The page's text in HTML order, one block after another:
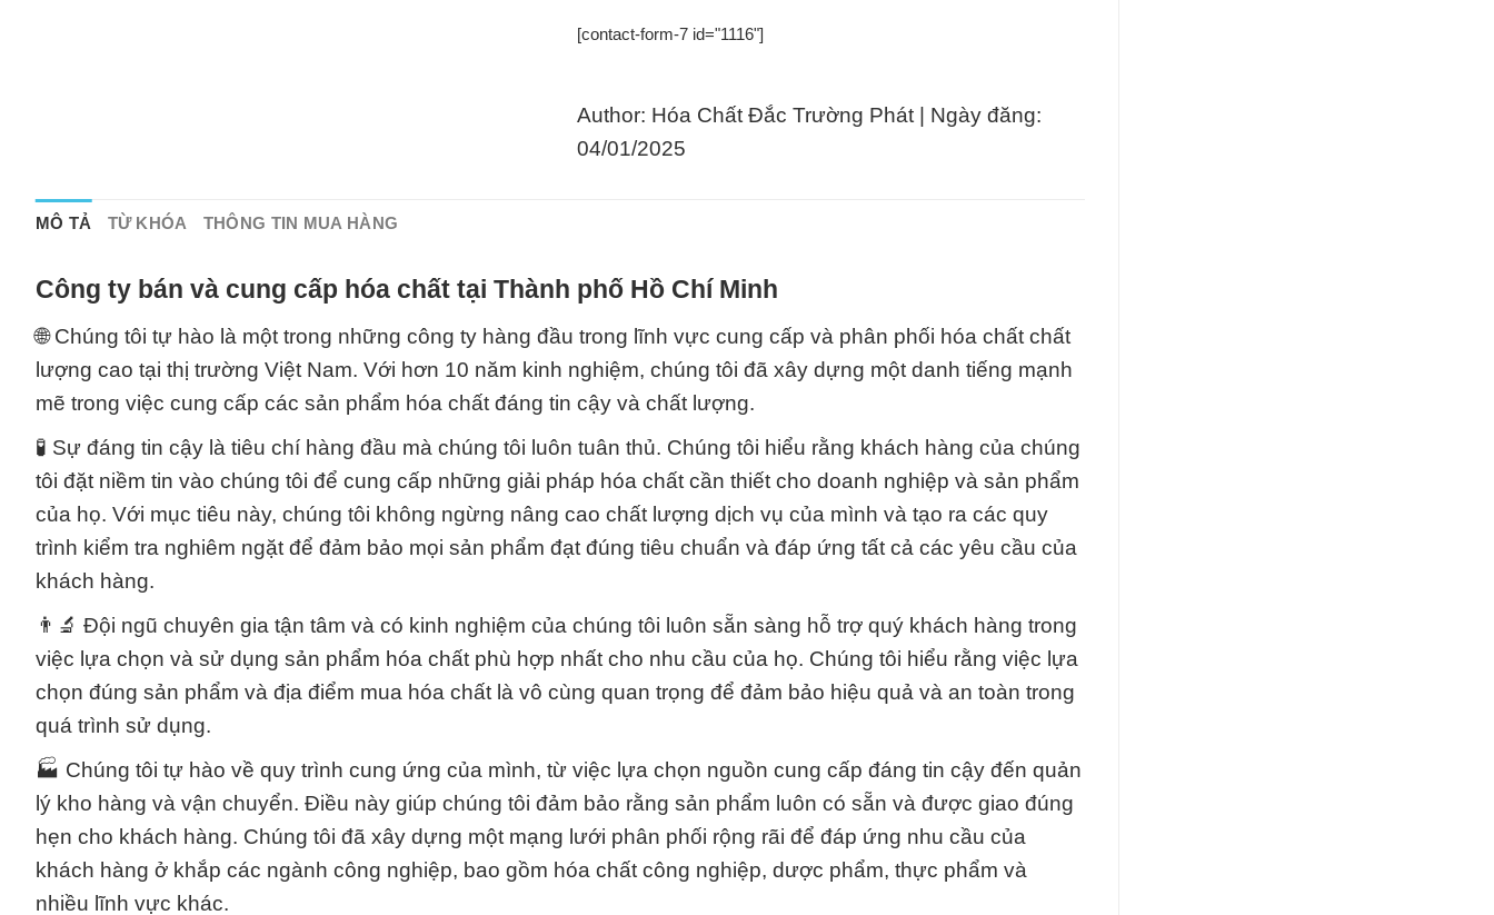
[contact-form-7 id="1116"]
Author: Hóa Chất Đắc Trường Phát | Ngày đăng:
04/01/2025
MÔ TẢ TỪ KHÓA THÔNG TIN MUA HÀNG
Công ty bán và cung cấp hóa chất tại Thành phố Hồ Chí Minh
🌐 Chúng tôi tự hào là một trong những công ty hàng đầu trong lĩnh vực cung cấp và phân phối hóa chất chất
lượng cao tại thị trường Việt Nam. Với hơn 10 năm kinh nghiệm, chúng tôi đã xây dựng một danh tiếng mạnh
mẽ trong việc cung cấp các sản phẩm hóa chất đáng tin cậy và chất lượng.
🧪 Sự đáng tin cậy là tiêu chí hàng đầu mà chúng tôi luôn tuân thủ. Chúng tôi hiểu rằng khách hàng của chúng
tôi đặt niềm tin vào chúng tôi để cung cấp những giải pháp hóa chất cần thiết cho doanh nghiệp và sản phẩm
của họ. Với mục tiêu này, chúng tôi không ngừng nâng cao chất lượng dịch vụ của mình và tạo ra các quy
trình kiểm tra nghiêm ngặt để đảm bảo mọi sản phẩm đạt đúng tiêu chuẩn và đáp ứng tất cả các yêu cầu của
khách hàng.
👨🔬 Đội ngũ chuyên gia tận tâm và có kinh nghiệm của chúng tôi luôn sẵn sàng hỗ trợ quý khách hàng trong
việc lựa chọn và sử dụng sản phẩm hóa chất phù hợp nhất cho nhu cầu của họ. Chúng tôi hiểu rằng việc lựa
chọn đúng sản phẩm và địa điểm mua hóa chất là vô cùng quan trọng để đảm bảo hiệu quả và an toàn trong
quá trình sử dụng.
🏭 Chúng tôi tự hào về quy trình cung ứng của mình, từ việc lựa chọn nguồn cung cấp đáng tin cậy đến quản
lý kho hàng và vận chuyển. Điều này giúp chúng tôi đảm bảo rằng sản phẩm luôn có sẵn và được giao đúng
hẹn cho khách hàng. Chúng tôi đã xây dựng một mạng lưới phân phối rộng rãi để đáp ứng nhu cầu của
khách hàng ở khắp các ngành công nghiệp, bao gồm hóa chất công nghiệp, dược phẩm, thực phẩm và
nhiều lĩnh vực khác.